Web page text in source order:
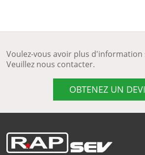
Voulez-vous avoir plus
Veuillez nous contacter.
OBTENEZ UN